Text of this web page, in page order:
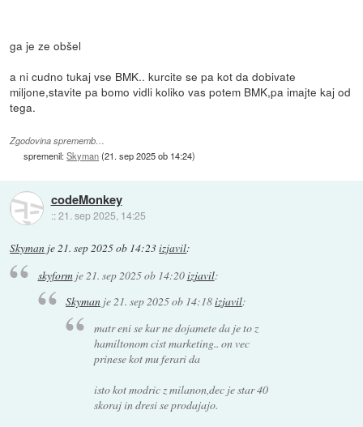
ga je ze obšel
a ni cudno tukaj vse BMK.. kurcite se pa kot da dobivate
miljone,stavite pa bomo vidli koliko vas potem BMK,pa imajte kaj od
tega.
Zgodovina sprememb…
spremenil:Skyman(21. sep 2025 ob 14:24)
codeMonkey
::21. sep 2025, 14:25
Skyman je21. sep 2025 ob 14:23izjavil:
skyformje 21. sep 2025 ob 14:20izjavil:
Skyman je21. sep 2025 ob 14:18izjavil:
matr eni se kar ne dojamete da je to z
hamiltonom cist marketing.. on vec
prinese kot mu ferari da
isto kot modric z milanon,dec je star 40
skoraj in dresi se prodajajo.